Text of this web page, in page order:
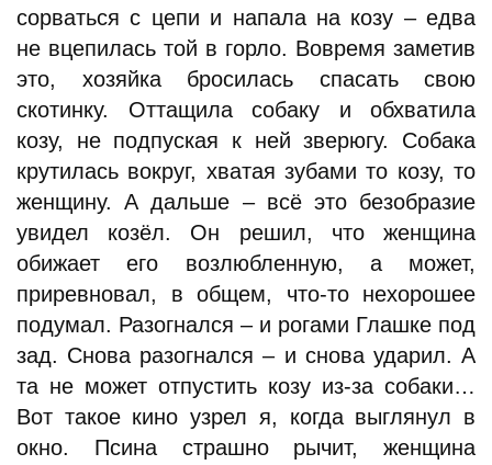
сорваться с цепи и напала на козу – едва
не вцепилась той в горло. Вовремя заметив
это, хозяйка бросилась спасать свою
скотинку. Оттащила собаку и обхватила
козу, не подпуская к ней зверюгу. Собака
крутилась вокруг, хватая зубами то козу, то
женщину. А дальше – всё это безобразие
увидел козёл. Он решил, что женщина
обижает его возлюбленную, а может,
приревновал, в общем, что-то нехорошее
подумал. Разогнался – и рогами Глашке под
зад. Снова разогнался – и снова ударил. А
та не может отпустить козу из-за собаки…
Вот такое кино узрел я, когда выглянул в
окно. Псина страшно рычит, женщина